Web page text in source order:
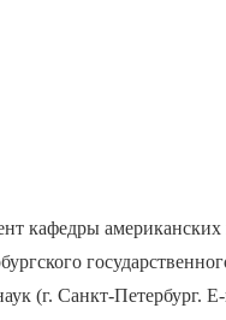
кафедры американских
(г. Санкт-Петербург.